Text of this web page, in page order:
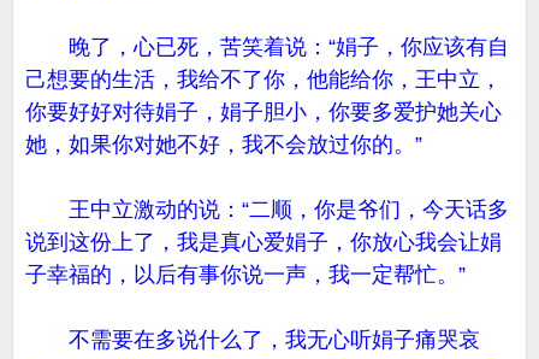
晚了，心已死，苦笑着说：“娟子，你应该有自
己想要的生活，我给不了你，他能给你，王中立，
你要好好对待娟子，娟子胆小，你要多爱护她关心
她，如果你对她不好，我不会放过你的。”
王中立激动的说：“二顺，你是爷们，今天话多
说到这份上了，我是真心爱娟子，你放心我会让娟
子幸福的，以后有事你说一声，我一定帮忙。”
不需要在多说什么了，我无心听娟子痛哭哀